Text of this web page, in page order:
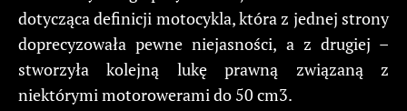
dotycząca definicji motocykla, która z jednej strony
doprecyzowała pewne niejasności, a z drugiej –
stworzyła kolejną lukę prawną związaną z
niektórymi motorowerami do 50 cm3.